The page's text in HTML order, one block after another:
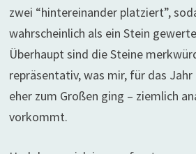
zwei “hintereinander platziert”,
wahrscheinlich als ein Stein
Überhaupt sind die Steine
repräsentativ, was mir, für das
eher zum Großen ging – ziemlich
vorkommt.